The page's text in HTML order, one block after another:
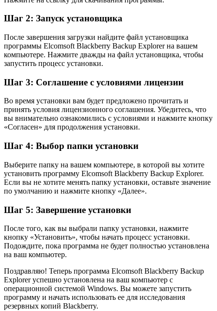
Шаг 2: Запуск установщика
После завершения загрузки найдите файл установщика
программы Elcomsoft Blackberry Backup Explorer на вашем
компьютере. Нажмите дважды на файл установщика, чтобы
запустить процесс установки.
Шаг 3: Соглашение с условиями лицензии
Во время установки вам будет предложено прочитать и
принять условия лицензионного соглашения. Убедитесь, что
вы внимательно ознакомились с условиями и нажмите кнопку
«Согласен» для продолжения установки.
Шаг 4: Выбор папки установки
Выберите папку на вашем компьютере, в которой вы хотите
установить программу Elcomsoft Blackberry Backup Explorer.
Если вы не хотите менять папку установки, оставьте значение
по умолчанию и нажмите кнопку «Далее».
Шаг 5: Завершение установки
После того, как вы выбрали папку установки, нажмите
кнопку «Установить», чтобы начать процесс установки.
Подождите, пока программа не будет полностью установлена
на ваш компьютер.
Поздравляю! Теперь программа Elcomsoft Blackberry Backup
Explorer успешно установлена на ваш компьютер с
операционной системой Windows. Вы можете запустить
программу и начать использовать ее для исследования
резервных копий Blackberry.